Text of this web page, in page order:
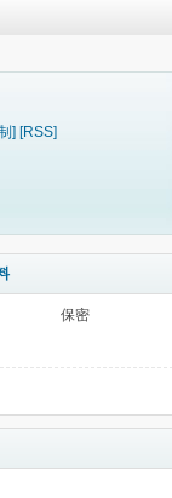
] [RSS]
保密